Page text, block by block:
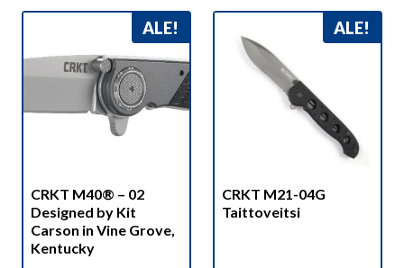
ALE!
CRKT M40® – 02
Designed by Kit
Carson in Vine Grove,
Kentucky
ALE!
CRKT M21-04G
Taittoveitsi